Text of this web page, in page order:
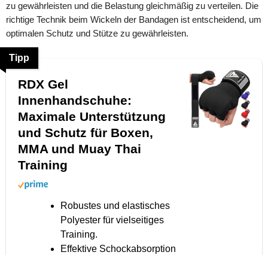
zu gewährleisten und die Belastung gleichmäßig zu verteilen. Die
richtige Technik beim Wickeln der Bandagen ist entscheidend, um
optimalen Schutz und Stütze zu gewährleisten.
Tipp
RDX Gel
Innenhandschuhe:
Maximale Unterstützung
und Schutz für Boxen,
MMA und Muay Thai
Training
Robustes und elastisches
Polyester für vielseitiges
Training.
Effektive Schockabsorption